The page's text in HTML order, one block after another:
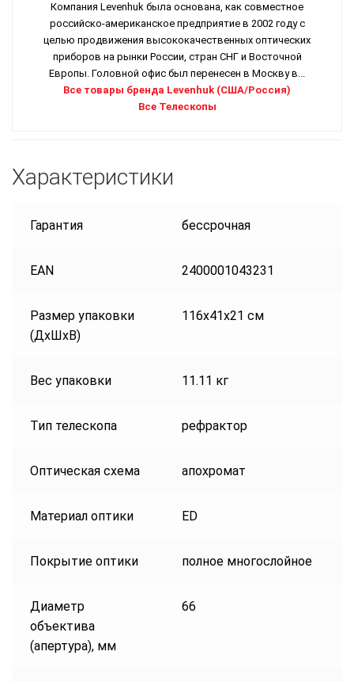
Компания Levenhuk была основана, как совместное
российско-американское предприятие в 2002 году с
целью продвижения высококачественных оптических
приборов на рынки России, стран СНГ и Восточной
Европы. Головной офис был перенесен в Москву в...
Все товары бренда Levenhuk (США/Россия)
Все Телескопы
Характеристики
Гарантия бессрочная
EAN 2400001043231
Размер упаковки
(ДxШxВ)
116x41x21 см
Вес упаковки 11.11 кг
Тип телескопа рефрактор
Оптическая схема апохромат
Материал оптики ED
Покрытие оптики полное многослойное
Диаметр
объектива
(апертура), мм
66